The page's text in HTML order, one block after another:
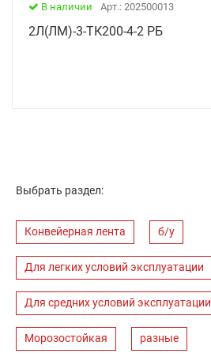
В наличии Арт.: 202500013
2Л(ЛМ)-3-ТК200-4-2 РБ
Выбрать раздел:
Конвейерная лента б/у
Для легких условий эксплуатации
Для средних условий эксплуатации
Морозостойкая разные